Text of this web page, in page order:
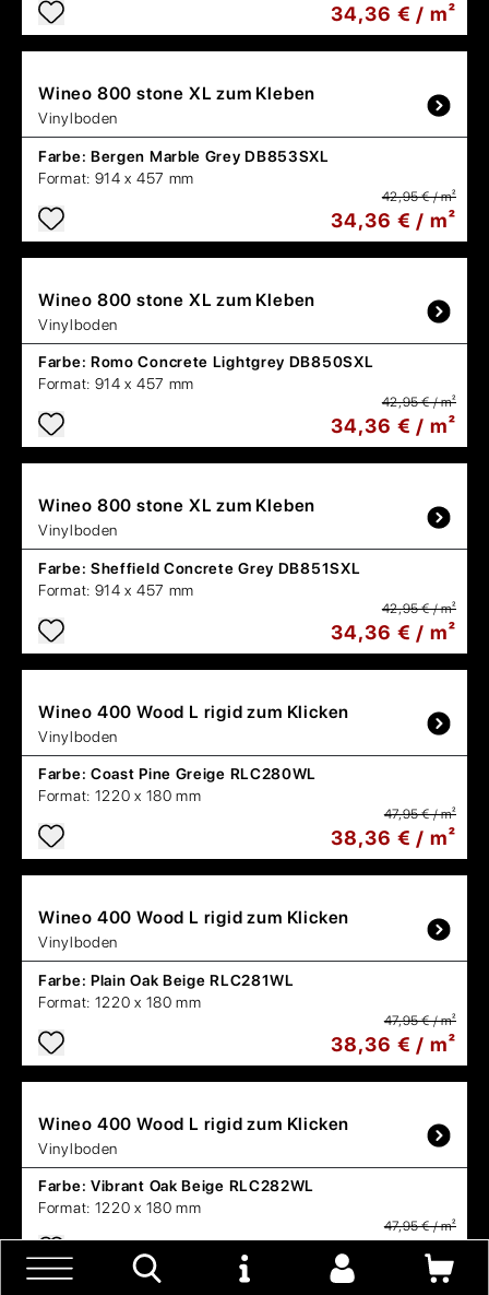
34,36 € / m²
Wineo 800 stone XL zum Kleben
Vinylboden
Farbe: Bergen Marble Grey DB853SXL
Format: 914 x 457 mm
42,95 € / m²
34,36 € / m²
Wineo 800 stone XL zum Kleben
Vinylboden
Farbe: Romo Concrete Lightgrey DB850SXL
Format: 914 x 457 mm
42,95 € / m²
34,36 € / m²
Wineo 800 stone XL zum Kleben
Vinylboden
Farbe: Sheffield Concrete Grey DB851SXL
Format: 914 x 457 mm
42,95 € / m²
34,36 € / m²
Wineo 400 Wood L rigid zum Klicken
Vinylboden
Farbe: Coast Pine Greige RLC280WL
Format: 1220 x 180 mm
47,95 € / m²
38,36 € / m²
Wineo 400 Wood L rigid zum Klicken
Vinylboden
Farbe: Plain Oak Beige RLC281WL
Format: 1220 x 180 mm
47,95 € / m²
38,36 € / m²
Wineo 400 Wood L rigid zum Klicken
Vinylboden
Farbe: Vibrant Oak Beige RLC282WL
Format: 1220 x 180 mm
47,95 € / m²
38,36 € / m²